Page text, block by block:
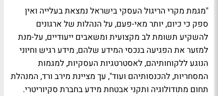
"מגמת מקרי הריגול העסקי בישראל נמצאת בעלייה ואין
ספק כי כיום, יותר מאי-פעם, על הנהלות של ארגונים
להשקיע תשומת לב מקצועית ומשאבים ייעודיים, על-מנת
למזער את הפגיעה בנכסי המידע שלהם, מידע רגיש וחיוני
הנוגע ללקוחותיהם, לאסטרטגיות העסקיות, למגמות
המסחריות, להכנסותיהם ועוד", עך מציינת מירב ורד, המנהלת
תחום מתודולוגיה ותקני אבטחת מידע בחברת סקיוריטרי.